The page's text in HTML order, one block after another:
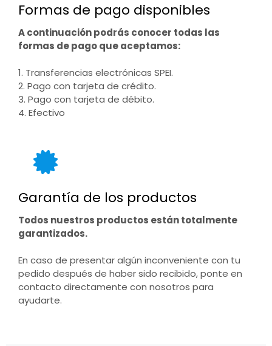
Formas de pago disponibles
A continuación podrás conocer todas las
formas de pago que aceptamos:
1. Transferencias electrónicas SPEI.
2. Pago con tarjeta de crédito.
3. Pago con tarjeta de débito.
4. Efectivo
Garantía de los productos
Todos nuestros productos están totalmente
garantizados.
En caso de presentar algún inconveniente con tu
pedido después de haber sido recibido, ponte en
contacto directamente con nosotros para
ayudarte.